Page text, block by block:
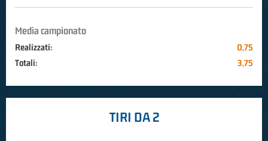
Media campionato
Realizzati:
0,75
Totali:
3,75
TIRI DA 2